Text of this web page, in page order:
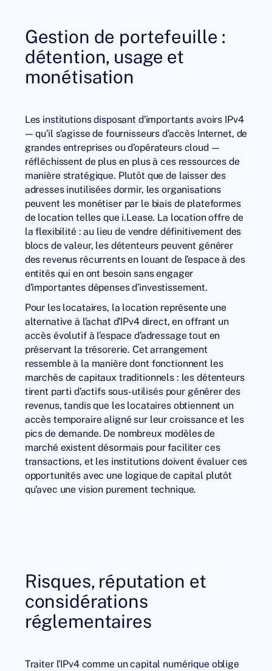
Gestion de portefeuille :
détention, usage et
monétisation
Les institutions disposant d’importants avoirs IPv4
— qu’il s’agisse de fournisseurs d’accès Internet, de
grandes entreprises ou d’opérateurs cloud —
réfléchissent de plus en plus à ces ressources de
manière stratégique. Plutôt que de laisser des
adresses inutilisées dormir, les organisations
peuvent les monétiser par le biais de plateformes
de location telles que i.Lease. La location offre de
la flexibilité : au lieu de vendre définitivement des
blocs de valeur, les détenteurs peuvent générer
des revenus récurrents en louant de l’espace à des
entités qui en ont besoin sans engager
d’importantes dépenses d’investissement.
Pour les locataires, la location représente une
alternative à l’achat d’IPv4direct, en offrant un
accès évolutif à l’espace d’adressage tout en
préservant la trésorerie. Cet arrangement
ressemble à la manière dont fonctionnent les
marchés de capitaux traditionnels : les détenteurs
tirent parti d’actifs sous-utilisés pour générer des
revenus, tandis que les locataires obtiennent un
accès temporaire aligné sur leur croissance et les
pics de demande. De nombreux modèles de
marché existent désormais pour faciliter ces
transactions, et les institutions doivent évaluer ces
opportunités avec une logique de capital plutôt
qu’avec une vision purement technique.
Risques, réputation et
considérations
réglementaires
Traiter l’IPv4 comme un capital numérique oblige